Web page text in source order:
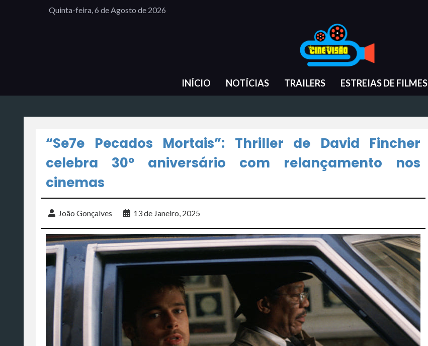
Quinta-feira, 6 de Agosto de 2026
INÍCIO NOTÍCIAS TRAILERS ESTREIAS DE FILMES
“Se7e Pecados Mortais”: Thriller de David Fincher
celebra 30º aniversário com relançamento nos
cinemas
João Gonçalves 13 de Janeiro, 2025